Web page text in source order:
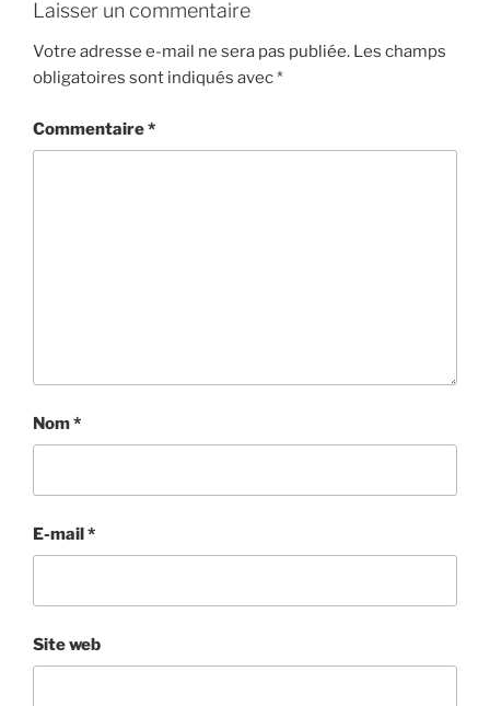
Laisser un commentaire
Votre adresse e-mail ne sera pas publiée. Les champs
obligatoires sont indiqués avec*
Commentaire*
Nom*
E-mail*
Site web